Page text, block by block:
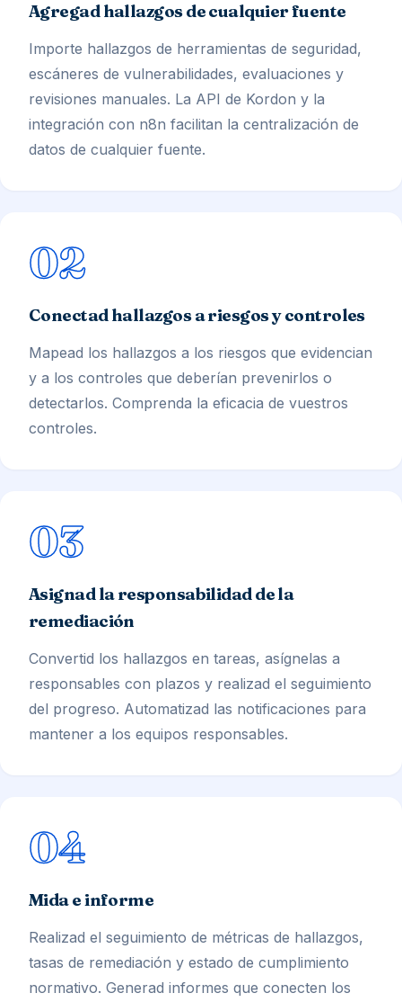
Agregad hallazgos de cualquier fuente
Importe hallazgos de herramientas de seguridad,
escáneres de vulnerabilidades, evaluaciones y
revisiones manuales. La API de Kordon y la
integración con n8n facilitan la centralización de
datos de cualquier fuente.
02
Conectad hallazgos a riesgos y controles
Mapead los hallazgos a los riesgos que evidencian
y a los controles que deberían prevenirlos o
detectarlos. Comprenda la eficacia de vuestros
controles.
03
Asignad la responsabilidad de la
remediación
Convertid los hallazgos en tareas, asígnelas a
responsables con plazos y realizad el seguimiento
del progreso. Automatizad las notificaciones para
mantener a los equipos responsables.
04
Mida e informe
Realizad el seguimiento de métricas de hallazgos,
tasas de remediación y estado de cumplimiento
normativo. Generad informes que conecten los